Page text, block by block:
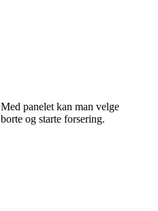
panelet kan man velge
og starte forsering.